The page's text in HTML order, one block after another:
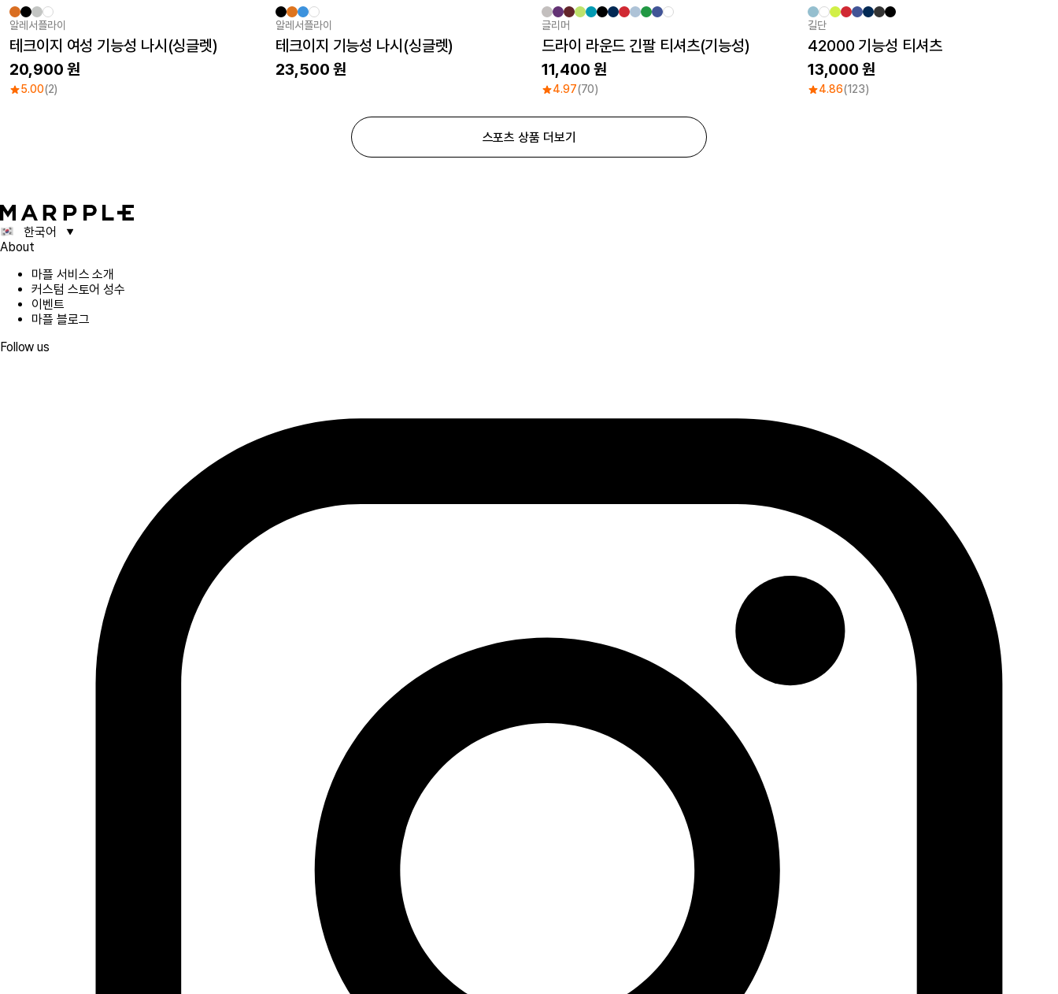
알레서플라이
테크이지 여성 기능성 나시(싱글렛)
20,900
5.00(2)
알레서플라이
테크이지 기능성 나시(싱글렛)
23,500
글리머
드라이 라운드 긴팔 티셔츠(기능성)
11,400
4.97(70)
길단
42000 기능성 티셔츠
13,000
4.86(123)
스포츠 상품 더보기
한국어
About
마플 서비스 소개
커스텀 스토어 성수
이벤트
마플 블로그
Follow us